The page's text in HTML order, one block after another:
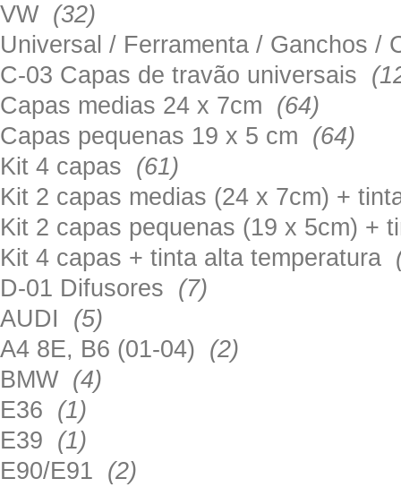
VW (32)
Universal / Ferramenta / Ganchos
C-03 Capas de travão universais
Capas medias 24 x 7cm (64)
Capas pequenas 19 x 5 cm (64)
Kit 4 capas (61)
Kit 2 capas medias (24 x 7cm) +
Kit 2 capas pequenas (19 x 5cm) +
Kit 4 capas + tinta alta temperatura
D-01 Difusores (7)
AUDI (5)
A4 8E, B6 (01-04) (2)
BMW (4)
E36 (1)
E39 (1)
E90/E91 (2)